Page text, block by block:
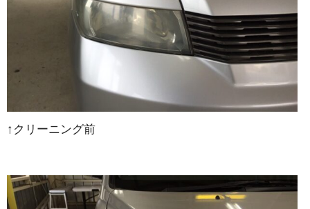
↑クリーニング前